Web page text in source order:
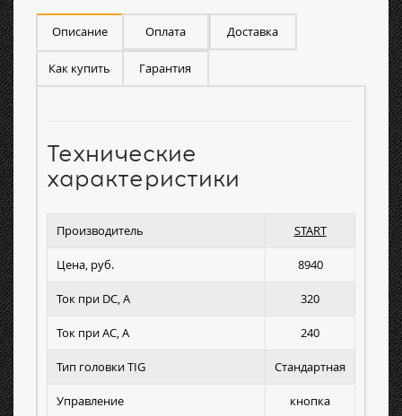
Описание Оплата Доставка
Как купить Гарантия
Технические
характеристики
Производитель START
Цена, руб. 8940
Ток при DC, А 320
Ток при AC, А 240
Тип головки TIG Стандартная
Управление кнопка